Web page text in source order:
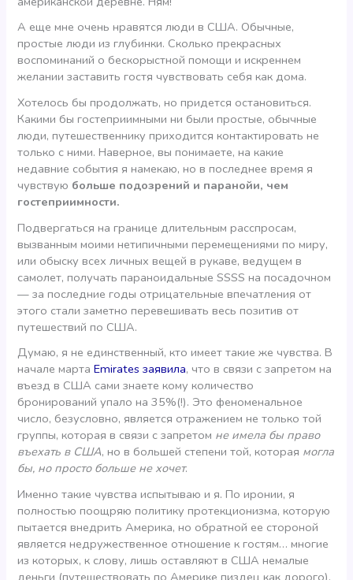
А еще мне очень нравятся люди в США. Обычные,
простые люди из глубинки. Сколько прекрасных
воспоминаний о бескорыстной помощи и искреннем
желании заставить гостя чувствовать себя как дома.
Хотелось бы продолжать, но придется остановиться.
Какими бы гостеприимными ни были простые, обычные
люди, путешественнику приходится контактировать не
только с ними. Наверное, вы понимаете, на какие
недавние события я намекаю, но в последнее время я
чувствую больше подозрений и паранойи, чем
гостеприимности.
Подвергаться на границе длительным расспросам,
вызванным моими нетипичными перемещениями по миру,
или обыску всех личных вещей в рукаве, ведущем в
самолет, получать параноидальные SSSS на посадочном
— за последние годы отрицательные впечатления от
этого стали заметно перевешивать весь позитив от
путешествий по США.
Думаю, я не единственный, кто имеет такие же чувства. В
начале мартаEmirates заявила, что в связи с запретом на
въезд в США сами знаете кому количество
бронирований упало на 35%(!). Это феноменальное
число, безусловно, является отражением не только той
группы, которая в связи с запретом не имела бы право
въехать в США, но в большей степени той, которая могла
бы, но просто больше не хочет.
Именно такие чувства испытываю и я. По иронии, я
полностью поощряю политику протекционизма, которую
пытается внедрить Америка, но обратной ее стороной
является недружественное отношение к гостям… многие
из которых, к слову, лишь оставляют в США немалые